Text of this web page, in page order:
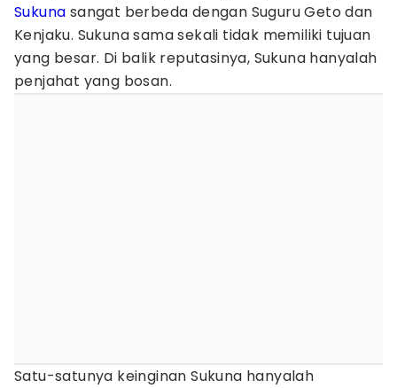
Sukuna sangat berbeda dengan Suguru Geto dan
Kenjaku. Sukuna sama sekali tidak memiliki tujuan
yang besar. Di balik reputasinya, Sukuna hanyalah
penjahat yang bosan.
Satu-satunya keinginan Sukuna hanyalah